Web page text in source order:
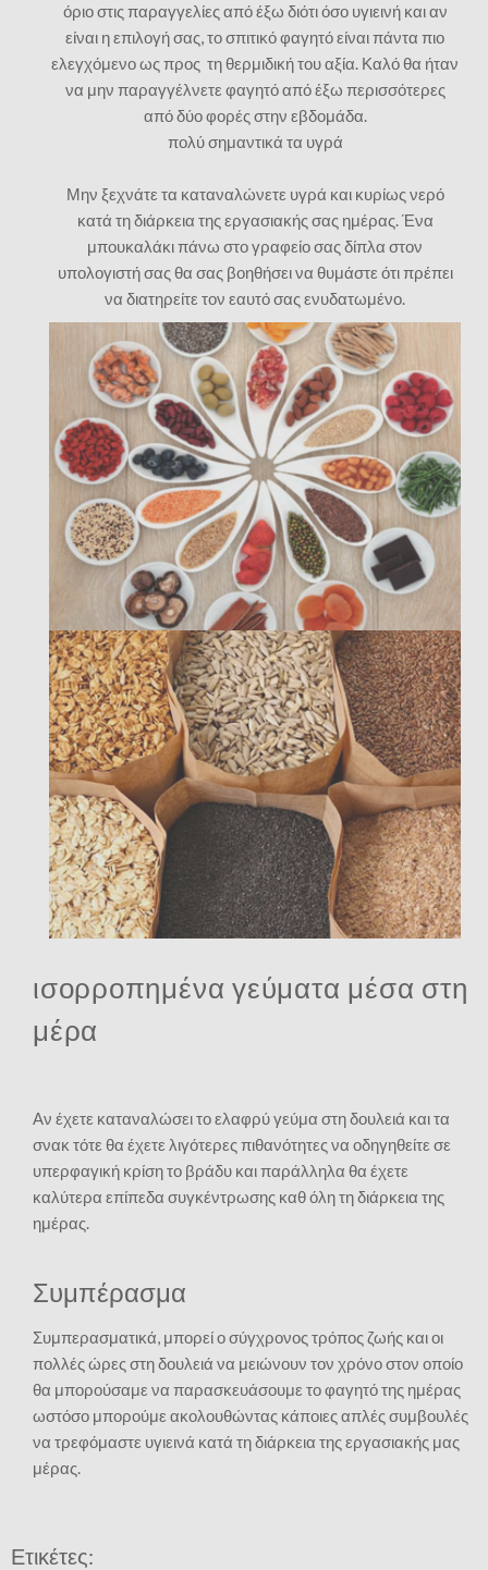
όριο στις παραγγελίες από έξω διότι όσο υγιεινή και αν
είναι η επιλογή σας, το σπιτικό φαγητό είναι πάντα πιο
ελεγχόμενο ως προς τη θερμιδική του αξία. Καλό θα ήταν
να μην παραγγέλνετε φαγητό από έξω περισσότερες
από δύο φορές στην εβδομάδα.
πολύ σημαντικά τα υγρά
Μην ξεχνάτε τα καταναλώνετε υγρά και κυρίως νερό
κατά τη διάρκεια της εργασιακής σας ημέρας. Ένα
μπουκαλάκι πάνω στο γραφείο σας δίπλα στον
υπολογιστή σας θα σας βοηθήσει να θυμάστε ότι πρέπει
να διατηρείτε τον εαυτό σας ενυδατωμένο.
ισορροπημένα γεύματα μέσα στη
μέρα
Αν έχετε καταναλώσει το ελαφρύ γεύμα στη δουλειά και τα
σνακ τότε θα έχετε λιγότερες πιθανότητες να οδηγηθείτε σε
υπερφαγική κρίση το βράδυ και παράλληλα θα έχετε
καλύτερα επίπεδα συγκέντρωσης καθ όλη τη διάρκεια της
ημέρας.
Συμπέρασμα
Συμπερασματικά, μπορεί ο σύγχρονος τρόπος ζωής και οι
πολλές ώρες στη δουλειά να μειώνουν τον χρόνο στον οποίο
θα μπορούσαμε να παρασκευάσουμε το φαγητό της ημέρας
ωστόσο μπορούμε ακολουθώντας κάποιες απλές συμβουλές
να τρεφόμαστε υγιεινά κατά τη διάρκεια της εργασιακής μας
μέρας.
Ετικέτες: